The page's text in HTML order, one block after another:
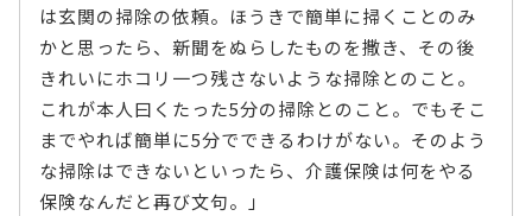
は玄関の掃除の依頼。ほうきで簡単に掃くことのみ
かと思ったら、新聞をぬらしたものを撒き、その後
きれいにホコリ一つ残さないような掃除とのこと。
これが本人曰くたった5分の掃除とのこと。でもそこ
までやれば簡単に5分でできるわけがない。そのよう
な掃除はできないといったら、介護保険は何をやる
保険なんだと再び文句。」